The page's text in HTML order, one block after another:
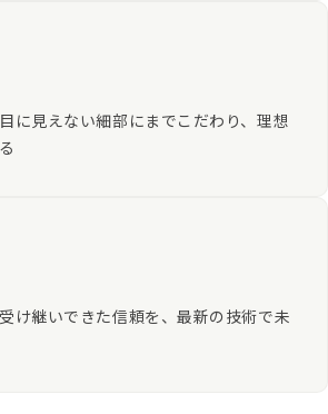
に見えない細部にまでこだわり、理想
け継いできた信頼を、最新の技術で未